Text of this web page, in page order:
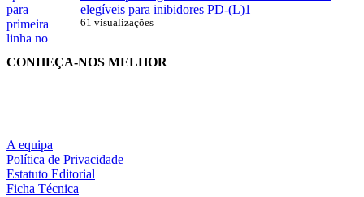
elegíveis para inibidores PD-(L)1
61 visualizações
CONHEÇA-NOS MELHOR
A equipa
Política de Privacidade
Estatuto Editorial
Ficha Técnica